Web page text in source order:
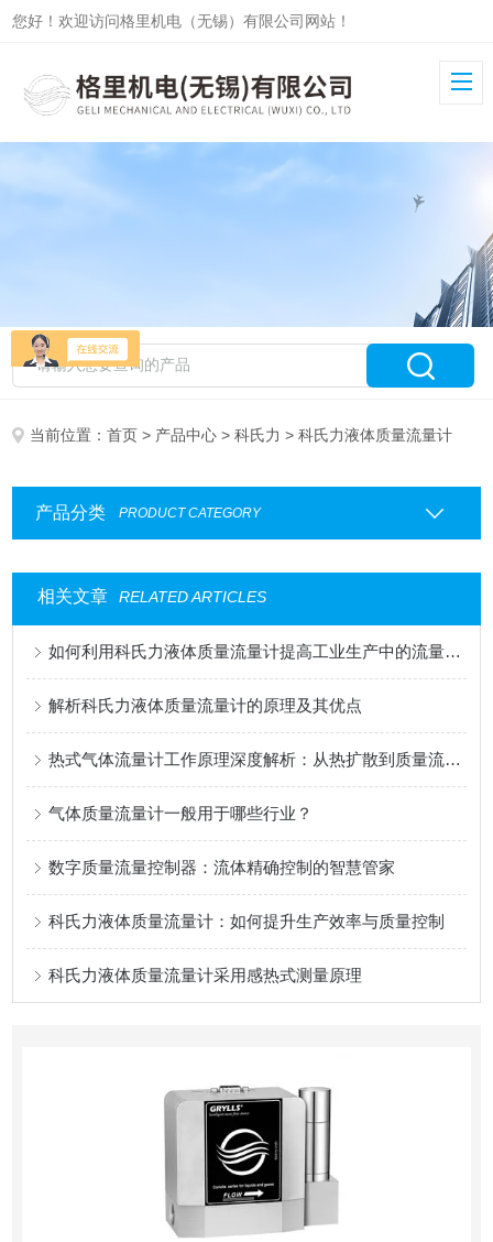
您好！欢迎访问格里机电（无锡）有限公司网站！
当前位置：首页 > 产品中心 >科氏力 > 科氏力液体质量流量计
产品分类 PRODUCT CATEGORY
相关文章 RELATED ARTICLES
如何利用科氏力液体质量流量计提高工业生产中的流量控制
解析科氏力液体质量流量计的原理及其优点
热式气体流量计工作原理深度解析：从热扩散到质量流量测量
气体质量流量计一般用于哪些行业？
数字质量流量控制器：流体精确控制的智慧管家
科氏力液体质量流量计：如何提升生产效率与质量控制
科氏力液体质量流量计采用感热式测量原理